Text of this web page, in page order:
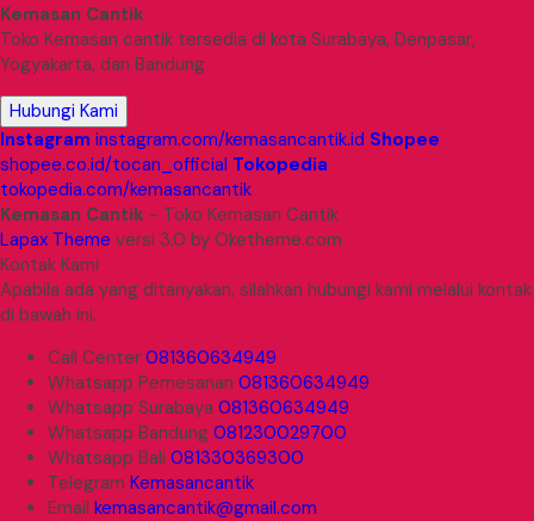
Kemasan Cantik
Toko Kemasan cantik tersedia di kota Surabaya, Denpasar,
Yogyakarta, dan Bandung
Hubungi Kami
Instagram instagram.com/kemasancantik.id Shopee
shopee.co.id/tocan_official Tokopedia
tokopedia.com/kemasancantik
Kemasan Cantik - Toko Kemasan Cantik
Lapax Theme versi 3.0 by Oketheme.com
Kontak Kami
Apabila ada yang ditanyakan, silahkan hubungi kami melalui kontak
di bawah ini.
Call Center 081360634949
Whatsapp Pemesanan 081360634949
Whatsapp Surabaya 081360634949
Whatsapp Bandung 081230029700
Whatsapp Bali 081330369300
Telegram Kemasancantik
Email kemasancantik@gmail.com